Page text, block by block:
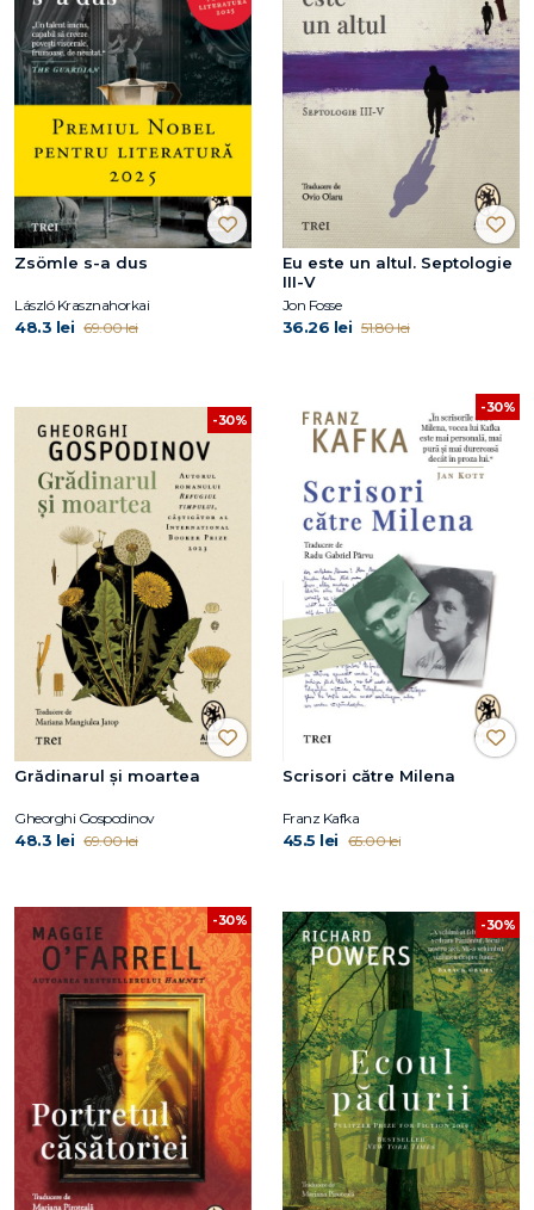
Zsömle s-a dus
László Krasznahorkai
48.3 lei 69.00 lei
Eu este un altul. Septologie
III-V
Jon Fosse
36.26 lei 51.80 lei
-30%
Grădinarul și moartea
Gheorghi Gospodinov
48.3 lei 69.00 lei
-30%
Scrisori către Milena
Franz Kafka
45.5 lei 65.00 lei
-30% -30%